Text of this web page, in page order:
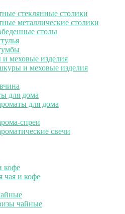
стеклянные столики
металлические столики
столы
меховые изделия
и меховые изделия
для дома
для дома
спреи
свечи
кофе
чая и кофе
чайные